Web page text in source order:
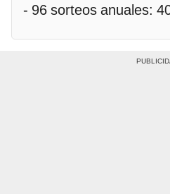
- 96 sorteos anuales: